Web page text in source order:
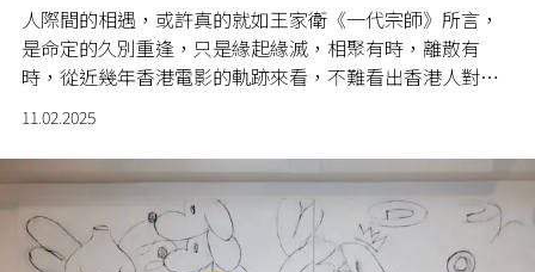
人際間的相遇，或許真的就如王家衛《一代宗師》所言，
是命定的久別重逢，只是緣起緣滅，相聚有時，離散有
時，從近幾年香港電影的軌跡來看，不難看出香港人對生
離死別的無奈和無力。家庭的缺陷和移民的衝擊或許令人
黯然，但唏噓過後，大家總能繼續前行，走出低谷。是留
下，還是離開，或許已不再重要。
11.02.2025